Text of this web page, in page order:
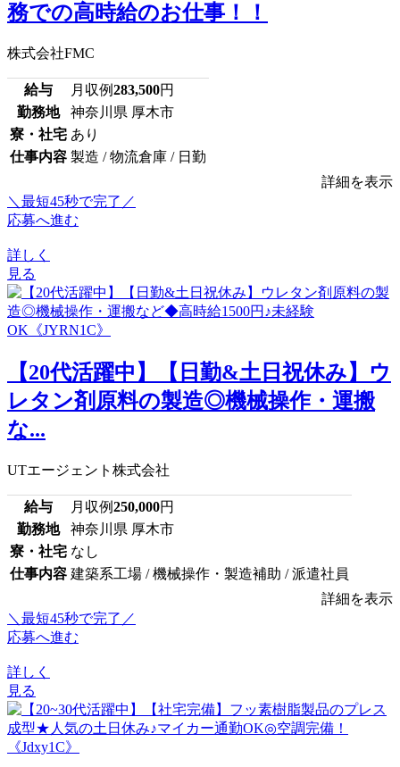
務での高時給のお仕事！！
株式会社FMC
給与 月収例283,500円
勤務地
神奈川県 厚木市
寮・社宅 あり
仕事内容 製造 / 物流倉庫 / 日勤
詳細を表示
＼最短45秒で完了／
応募へ進む
詳しく
見る
【20代活躍中】【日勤&土日祝休み】ウ
レタン剤原料の製造◎機械操作・運搬
な...
UTエージェント株式会社
給与 月収例250,000円
勤務地
神奈川県 厚木市
寮・社宅 なし
仕事内容 建築系工場 / 機械操作・製造補助 / 派遣社員
詳細を表示
＼最短45秒で完了／
応募へ進む
詳しく
見る